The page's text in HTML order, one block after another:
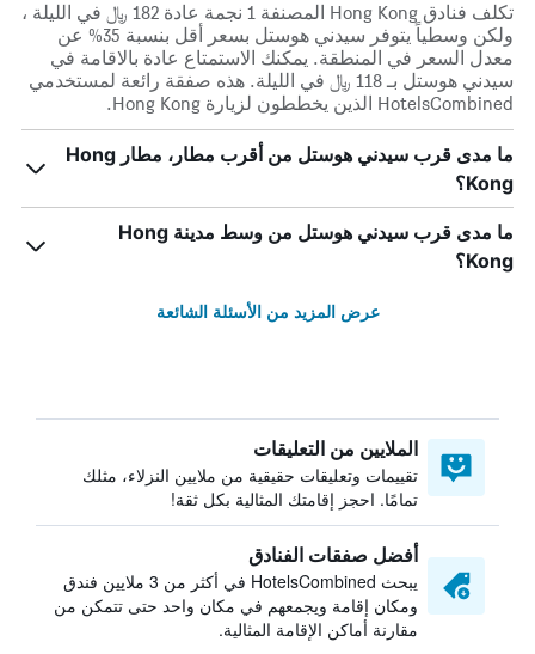
تكلف فنادق Hong Kong المصنفة 1 نجمة عادة 182 ﷼ في الليلة ،
ولكن وسطياً يتوفر سيدني هوستل بسعر أقل بنسبة 35% عن
معدل السعر في المنطقة. يمكنك الاستمتاع عادة بالاقامة في
سيدني هوستل بـ 118 ﷼ في الليلة. هذه صفقة رائعة لمستخدمي
HotelsCombined الذين يخططون لزيارة Hong Kong.
ما مدى قرب سيدني هوستل من أقرب مطار، مطار Hong
Kong؟
ما مدى قرب سيدني هوستل من وسط مدينة Hong
Kong؟
عرض المزيد من الأسئلة الشائعة
الملايين من التعليقات
تقييمات وتعليقات حقيقية من ملايين النزلاء، مثلك
تمامًا. احجز إقامتك المثالية بكل ثقة!
أفضل صفقات الفنادق
يبحث HotelsCombined في أكثر من 3 ملايين فندق
ومكان إقامة ويجمعهم في مكان واحد حتى تتمكن من
مقارنة أماكن الإقامة المثالية.